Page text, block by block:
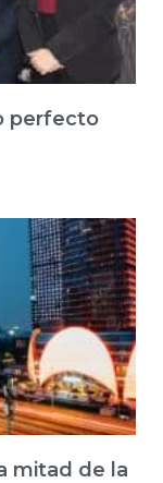
perfecto
mitad de la